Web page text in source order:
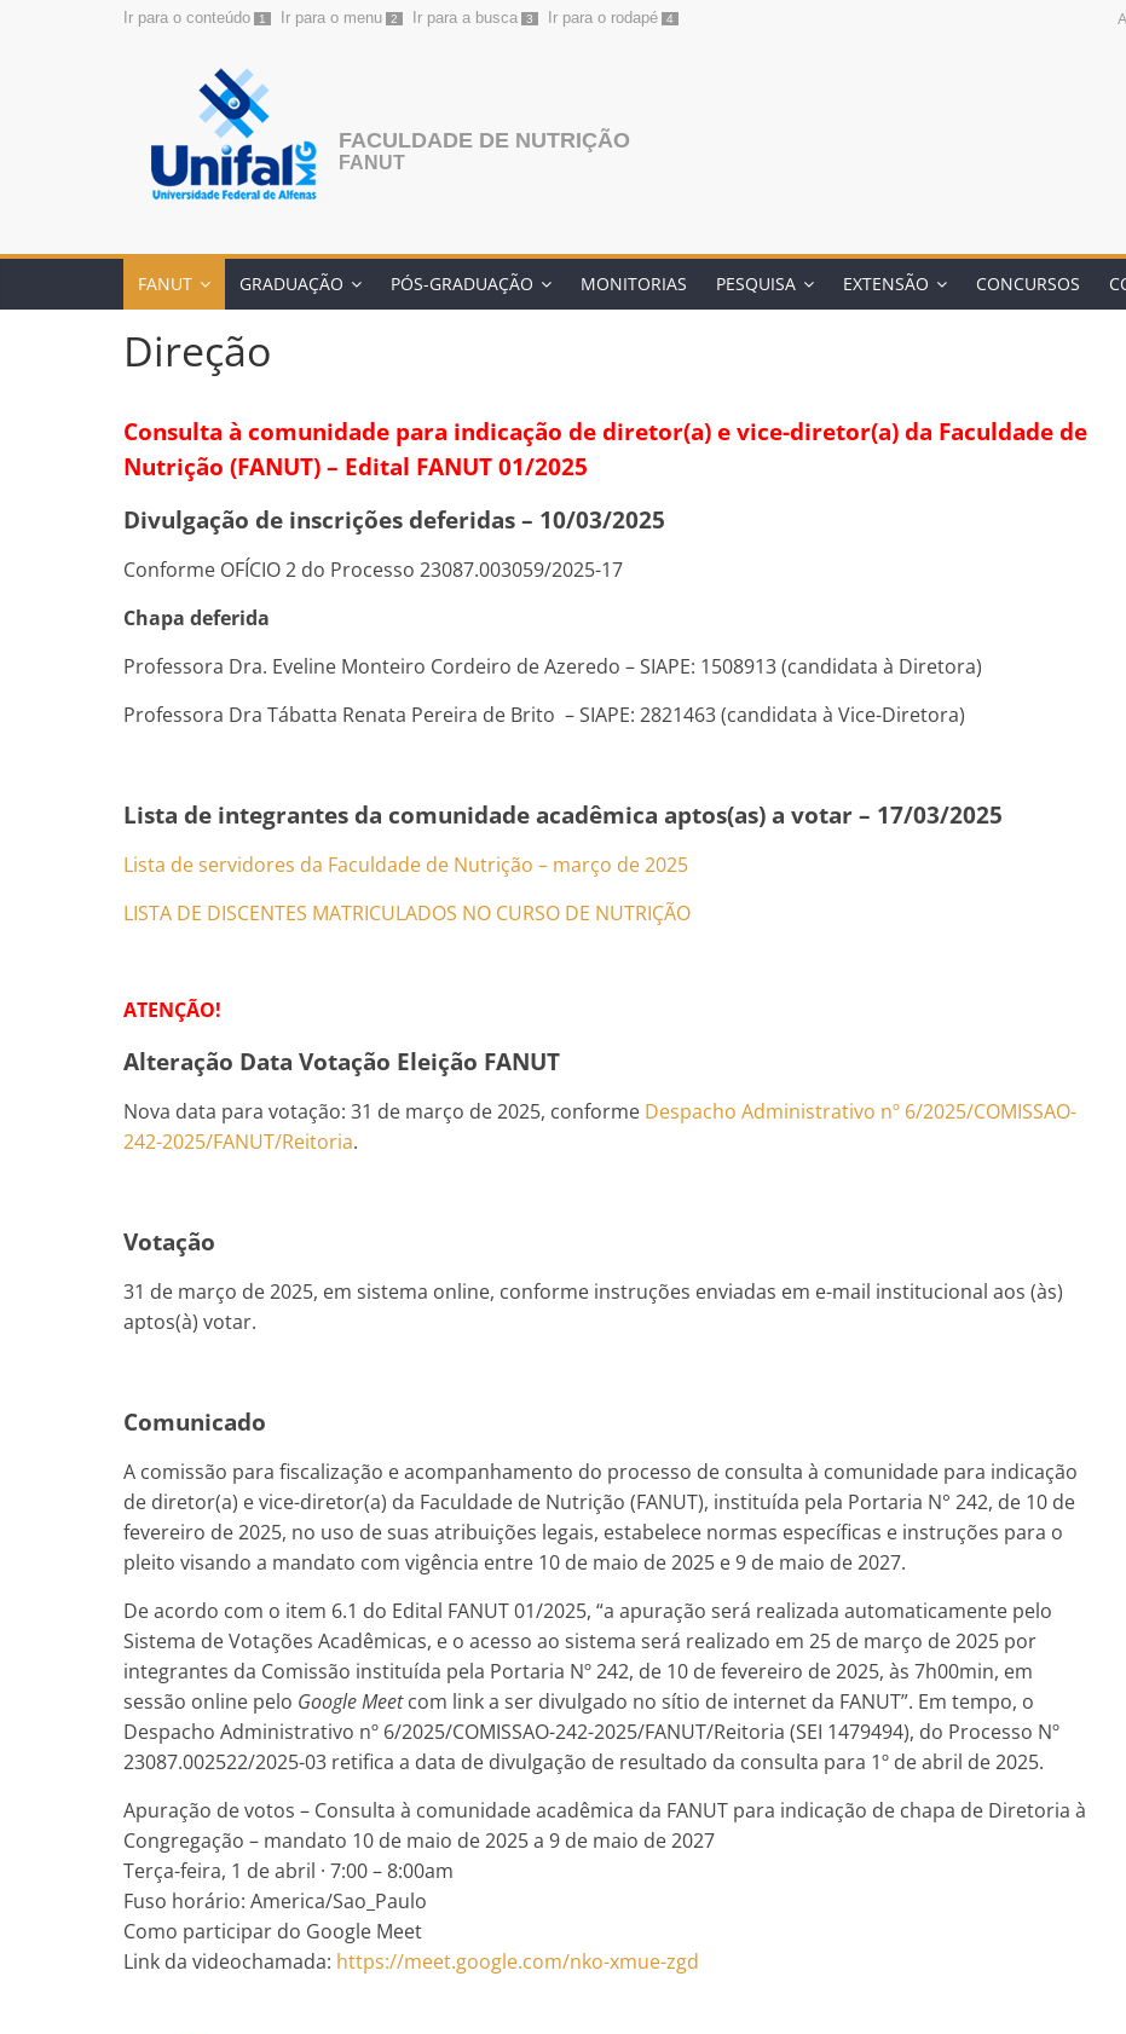
Ir para o conteúdo 1 Ir para o menu 2 Ir para a busca 3 Ir para o rodapé 4
FACULDADE DE NUTRIÇÃO
FANUT
FANUT GRADUAÇÃO PÓS-GRADUAÇÃO MONITORIAS PESQUISA EXTENSÃO CONCURSOS
Direção
Consulta à comunidade para indicação de diretor(a) e vice-diretor(a) da Faculdade de
Nutrição (FANUT) – Edital FANUT 01/2025
Divulgação de inscrições deferidas – 10/03/2025
Conforme OFÍCIO 2 do Processo 23087.003059/2025-17
Chapa deferida
Professora Dra. Eveline Monteiro Cordeiro de Azeredo – SIAPE: 1508913 (candidata à Diretora)
Professora Dra Tábatta Renata Pereira de Brito – SIAPE: 2821463 (candidata à Vice-Diretora)
Lista de integrantes da comunidade acadêmica aptos(as) a votar – 17/03/2025
Lista de servidores da Faculdade de Nutrição – março de 2025
LISTA DE DISCENTES MATRICULADOS NO CURSO DE NUTRIÇÃO
ATENÇÃO!
Alteração Data Votação Eleição FANUT
Nova data para votação: 31 de março de 2025, conforme Despacho Administrativo nº 6/2025/COMISSAO-
242-2025/FANUT/Reitoria.
Votação
31 de março de 2025, em sistema online, conforme instruções enviadas em e-mail institucional aos (às)
aptos(à) votar.
Comunicado
A comissão para fiscalização e acompanhamento do processo de consulta à comunidade para indicação
de diretor(a) e vice-diretor(a) da Faculdade de Nutrição (FANUT), instituída pela Portaria N° 242, de 10 de
fevereiro de 2025, no uso de suas atribuições legais, estabelece normas específicas e instruções para o
pleito visando a mandato com vigência entre 10 de maio de 2025 e 9 de maio de 2027.
De acordo com o item 6.1 do Edital FANUT 01/2025, “a apuração será realizada automaticamente pelo
Sistema de Votações Acadêmicas, e o acesso ao sistema será realizado em 25 de março de 2025 por
integrantes da Comissão instituída pela Portaria Nº 242, de 10 de fevereiro de 2025, às 7h00min, em
sessão online pelo Google Meetcom link a ser divulgado no sítio de internet da FANUT”. Em tempo, o
Despacho Administrativo nº 6/2025/COMISSAO-242-2025/FANUT/Reitoria (SEI 1479494), do Processo Nº
23087.002522/2025-03 retifica a data de divulgação de resultado da consulta para 1º de abril de 2025.
Apuração de votos – Consulta à comunidade acadêmica da FANUT para indicação de chapa de Diretoria à
Congregação – mandato 10 de maio de 2025 a 9 de maio de 2027
Terça-feira, 1 de abril · 7:00 – 8:00am
Fuso horário: America/Sao_Paulo
Como participar do Google Meet
Link da videochamada: https://meet.google.com/nko-xmue-zgd